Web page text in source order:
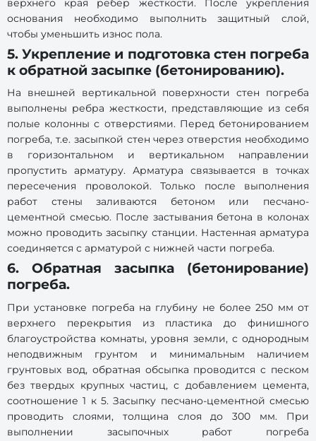
верхнего края ребер жесткости. После укрепления
основания необходимо выполнить защитный слой,
чтобы уменьшить износ пола.
5. Укрепление и подготовка стен погреба
к обратной засыпке (бетонированию).
На внешней вертикальной поверхности стен погреба
выполнены ребра жесткости, представляющие из себя
полые колонны с отверстиями. Перед бетонированием
погреба, т.е. засыпкой стен через отверстия необходимо
в горизонтальном и вертикальном направлении
пропустить арматуру. Арматура связывается в точках
пересечения проволокой. Только после выполнения
работ стены заливаются бетоном или песчано-
цементной смесью. После застывания бетона в колонах
можно проводить засыпку станции. Настенная арматура
соединяется с арматурой с нижней части погреба.
6. Обратная засыпка (бетонирование)
погреба.
При установке погреба на глубину не более 250 мм от
верхнего перекрытия из пластика до финишного
благоустройства комнаты, уровня земли, с однородным
неподвижным грунтом и минимальным наличием
грунтовых вод, обратная обсыпка проводится с песком
без твердых крупных частиц, с добавлением цемента,
соотношение 1 к 5. Засыпку песчано-цементной смесью
проводить слоями, толщина слоя до 300 мм. При
выполнении засыпочных работ погреба